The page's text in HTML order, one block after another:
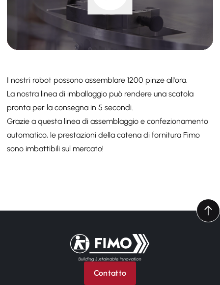
I nostri robot possono assemblare 1200 pinze all'ora.
La nostra linea di imballaggio può rendere una scatola
pronta per la consegna in 5 secondi.
Grazie a questa linea di assemblaggio e confezionamento
automatico, le prestazioni della catena di fornitura Fimo
sono imbattibili sul mercato!
Torna alla pagina iniziale
Contatto